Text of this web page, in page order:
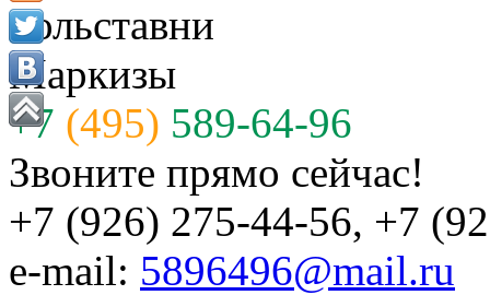
Рольставни
Маркизы
+7 (495) 589-64-96
Звоните прямо сейчас!
+7 (926) 275-44-56, +7
e-mail: 5896496@mail.ru